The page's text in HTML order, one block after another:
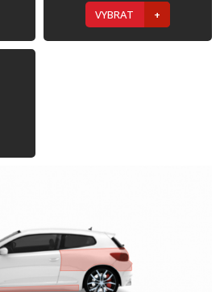
VYBRAT